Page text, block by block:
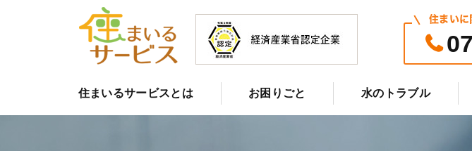
住まいに
住まいるサービスとは お困りごと 水のトラブル